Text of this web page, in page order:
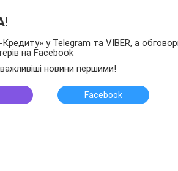
у Telegram та VIBER, а
на Facebook
новини першими!
Facebook